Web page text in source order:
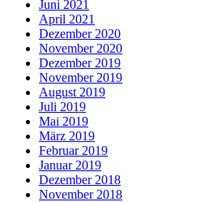
Juni 2021
April 2021
Dezember 2020
November 2020
Dezember 2019
November 2019
August 2019
Juli 2019
Mai 2019
März 2019
Februar 2019
Januar 2019
Dezember 2018
November 2018